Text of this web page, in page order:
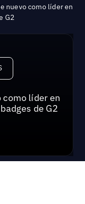
nuevo como líder en
G2
como líder en
de G2